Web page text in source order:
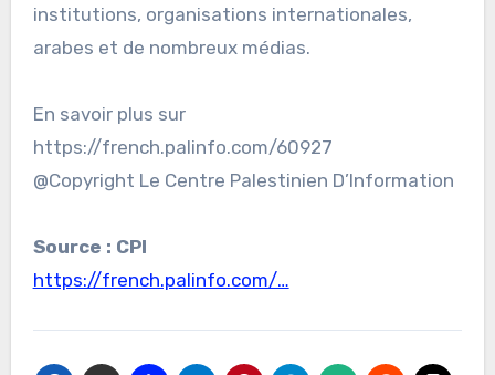
institutions, organisations internationales,
arabes et de nombreux médias.
En savoir plus sur
https://french.palinfo.com/60927
@Copyright Le Centre Palestinien D’Information
Source : CPI
https://french.palinfo.com/…